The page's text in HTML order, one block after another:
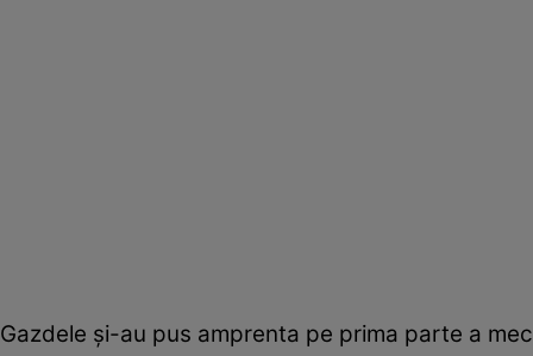
Gazdele și-au pus amprenta pe prima parte a